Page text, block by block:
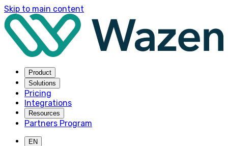
Skip to main content
Product
Solutions
Pricing
Integrations
Resources
Partners Program
EN